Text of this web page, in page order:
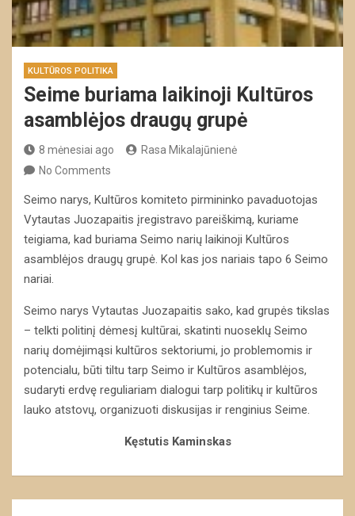
KULTŪROS POLITIKA
Seime buriama laikinoji Kultūros
asamblėjos draugų grupė
8 mėnesiai ago
Rasa Mikalajūnienė
No Comments
Seimo narys, Kultūros komiteto pirmininko pavaduotojas
Vytautas Juozapaitis įregistravo pareiškimą, kuriame
teigiama, kad buriama Seimo narių laikinoji Kultūros
asamblėjos draugų grupė. Kol kas jos nariais tapo 6 Seimo
nariai.
Seimo narys Vytautas Juozapaitis sako, kad grupės tikslas
– telkti politinį dėmesį kultūrai, skatinti nuoseklų Seimo
narių domėjimąsi kultūros sektoriumi, jo problemomis ir
potencialu, būti tiltu tarp Seimo ir Kultūros asamblėjos,
sudaryti erdvę reguliariam dialogui tarp politikų ir kultūros
lauko atstovų, organizuoti diskusijas ir renginius Seime.
Kęstutis Kaminskas